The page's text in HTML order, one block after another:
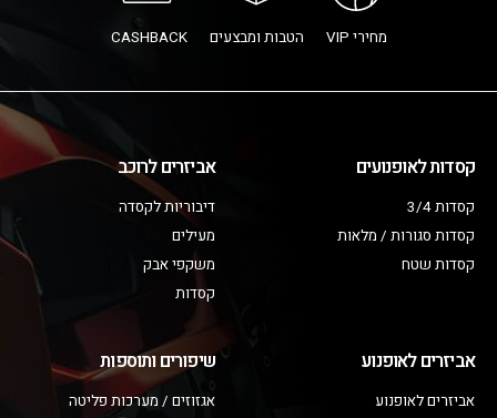
מחירי VIP הטבות ומבצעים CASHBACK
קסדות לאופנועים
קסדות 3/4
קסדות סגורות / מלאות
קסדות שטח
אביזרים לרוכב
דיבוריות לקסדה
מעילים
משקפי אבק
קסדות
אביזרים לאופנוע
אביזרים לאופנוע
שיפורים ותוספות
אגזוזים / מערכות פליטה